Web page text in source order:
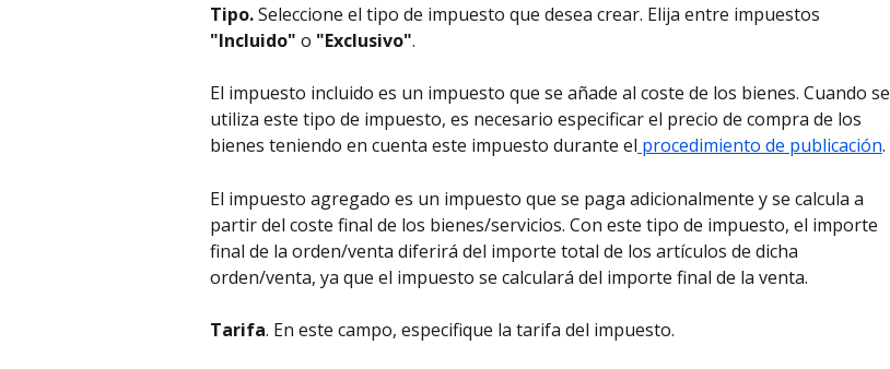
Tipo. Seleccione el tipo de impuesto que desea crear. Elija entre impuestos
"Incluido" o "Exclusivo".
El impuesto incluido es un impuesto que se añade al coste de los bienes. Cuando se
utiliza este tipo de impuesto, es necesario especificar el precio de compra de los
bienes teniendo en cuenta este impuesto durante el procedimiento de publicación.
El impuesto agregado es un impuesto que se paga adicionalmente y se calcula a
partir del coste final de los bienes/servicios. Con este tipo de impuesto, el importe
final de la orden/venta diferirá del importe total de los artículos de dicha
orden/venta, ya que el impuesto se calculará del importe final de la venta.
Tarifa. En este campo, especifique la tarifa del impuesto.